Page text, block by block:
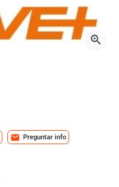
zoom_in
mail Preguntar info